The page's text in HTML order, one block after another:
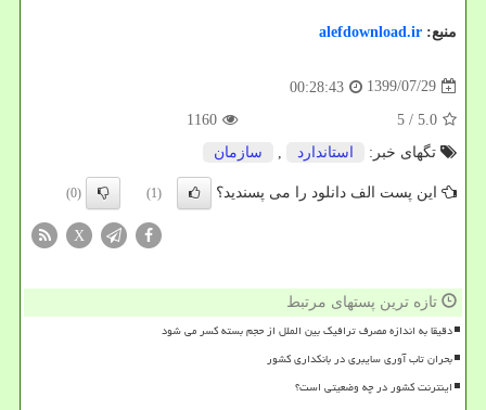
منبع: alefdownload.ir
1399/07/29
00:28:43
5.0
/ 5
1160
تگهای خبر:
استاندارد , سازمان
این پست الف دانلود را می پسندید؟ (1)
(0)
X
تازه ترین پستهای مرتبط
دقیقا به اندازه مصرف ترافیک بین الملل از حجم بسته کسر می شود
بحران تاب آوری سایبری در بانکداری کشور
اینترنت کشور در چه وضعیتی است؟